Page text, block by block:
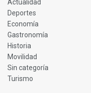
Actualidad
Deportes
Economía
Gastronomía
Historia
Movilidad
Sin categoría
Turismo